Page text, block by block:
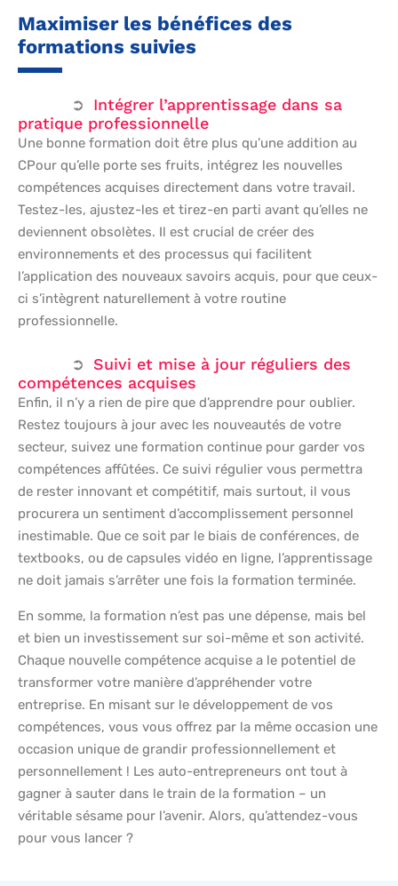
Maximiser les bénéfices des
formations suivies
Intégrer l’apprentissage dans sa
pratique professionnelle
Une bonne formation doit être plus qu’une addition au
CPour qu’elle porte ses fruits, intégrez les nouvelles
compétences acquises directement dans votre travail.
Testez-les, ajustez-les et tirez-en parti avant qu’elles ne
deviennent obsolètes. Il est crucial de créer des
environnements et des processus qui facilitent
l’application des nouveaux savoirs acquis, pour que ceux-
ci s’intègrent naturellement à votre routine
professionnelle.
Suivi et mise à jour réguliers des
compétences acquises
Enfin, il n’y a rien de pire que d’apprendre pour oublier.
Restez toujours à jour avec les nouveautés de votre
secteur, suivez une formation continue pour garder vos
compétences affûtées. Ce suivi régulier vous permettra
de rester innovant et compétitif, mais surtout, il vous
procurera un sentiment d’accomplissement personnel
inestimable. Que ce soit par le biais de conférences, de
textbooks, ou de capsules vidéo en ligne, l’apprentissage
ne doit jamais s’arrêter une fois la formation terminée.
En somme, la formation n’est pas une dépense, mais bel
et bien un investissement sur soi-même et son activité.
Chaque nouvelle compétence acquise a le potentiel de
transformer votre manière d’appréhender votre
entreprise. En misant sur le développement de vos
compétences, vous vous offrez par la même occasion une
occasion unique de grandir professionnellement et
personnellement ! Les auto-entrepreneurs ont tout à
gagner à sauter dans le train de la formation – un
véritable sésame pour l’avenir. Alors, qu’attendez-vous
pour vous lancer ?